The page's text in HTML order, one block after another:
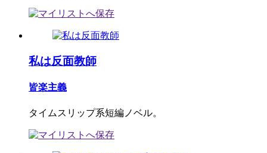
私は反面教師
皆楽主義
タイムスリップ系短編ノベル。